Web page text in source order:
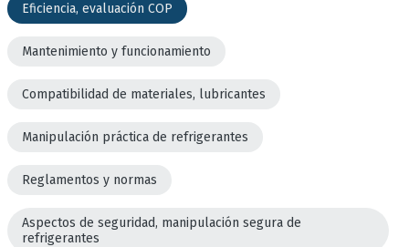
Eficiencia, evaluación COP
Mantenimiento y funcionamiento
Compatibilidad de materiales, lubricantes
Manipulación práctica de refrigerantes
Reglamentos y normas
Aspectos de seguridad, manipulación segura de
refrigerantes